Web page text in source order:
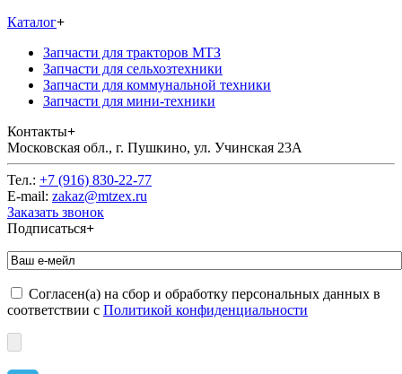
Каталог+
Запчасти для тракторов МТЗ
Запчасти для сельхозтехники
Запчасти для коммунальной техники
Запчасти для мини-техники
Контакты+
Московская обл., г. Пушкино, ул. Учинская 23А
Тел.: +7 (916) 830-22-77
E-mail: zakaz@mtzex.ru
Заказать звонок
Подписаться+
Согласен(а) на сбор и обработку персональных данных в
соответствии с Политикой конфиденциальности